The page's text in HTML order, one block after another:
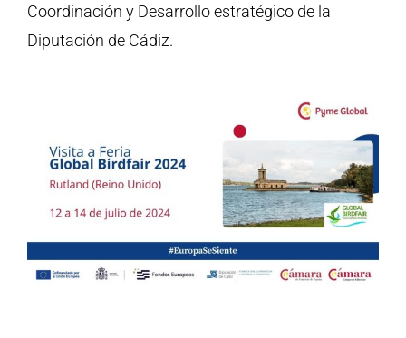
Coordinación y Desarrollo estratégico de la
Diputación de Cádiz.